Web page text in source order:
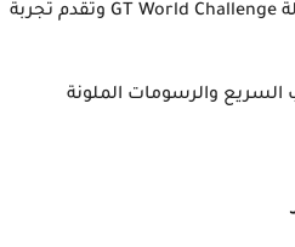
لعبة سباقات محاكاة تركز على بطولة GT World Challenge وتقدم تجربة
والرسومات الملونة